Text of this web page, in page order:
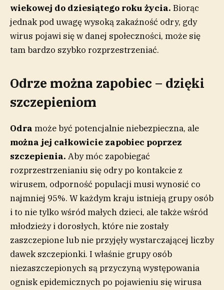
wiekowej do dziesiątego roku życia. Biorąc
jednak pod uwagę wysoką zakaźność odry, gdy
wirus pojawi się w danej społeczności, może się
tam bardzo szybko rozprzestrzeniać.
Odrze można zapobiec – dzięki
szczepieniom
Odra może być potencjalnie niebezpieczna, ale
można jej całkowicie zapobiec poprzez
szczepienia. Aby móc zapobiegać
rozprzestrzenianiu się odry po kontakcie z
wirusem, odporność populacji musi wynosić co
najmniej 95%. W każdym kraju istnieją grupy osób
i to nie tylko wśród małych dzieci, ale także wśród
młodzieży i dorosłych, które nie zostały
zaszczepione lub nie przyjęły wystarczającej liczby
dawek szczepionki. I właśnie grupy osób
niezaszczepionych są przyczyną występowania
ognisk epidemicznych po pojawieniu się wirusa